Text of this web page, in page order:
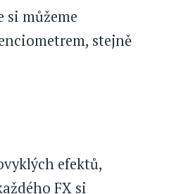
si můžeme
stejně
efektů,
FX si